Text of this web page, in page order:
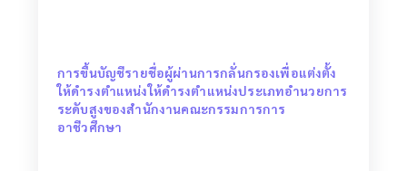
การขึ้นบัญชีรายชื่อผู้ผ่านการกลั่นกรองเพื่อแต่งตั้ง
ให้ดำรงตำแหน่งให้ดำรงตำแหน่งประเภทอำนวยการ
ระดับสูงของสำนักงานคณะกรรมการการ
อาชีวศึกษา